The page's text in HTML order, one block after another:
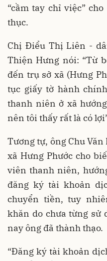
“cầm tay chỉ việc”
thục.
Chị Điểu Thị Liên -
Thiện Hưng nói: “Từ
đến trụ sở xã (Hưng
tục giấy tờ hành
thanh niên ở xã
nên tôi thấy rất là có
Tương tự, ông Chu Văn
xã Hưng Phước cho
viên thanh niên,
đăng ký tài khoản
chuyển tiền, tuy
khăn do chưa từng sử
nay ông đã thành thạo.
“Đăng ký tài khoản